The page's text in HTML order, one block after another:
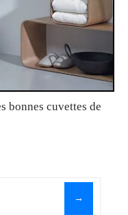
bonnes cuvettes de